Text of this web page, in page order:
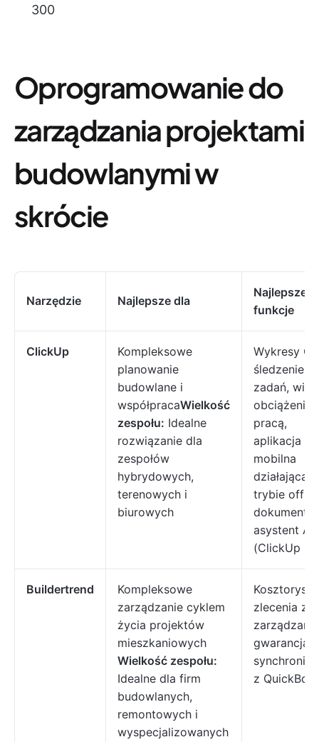
300
Oprogramowanie do
zarządzania projektami
budowlanymi w
skrócie
Narzędzie Najlepsze dla
Najlepsze
funkcje
ClickUp
Kompleksowe
planowanie
budowlane i
współpracaWielkość
zespołu: Idealne
rozwiązanie dla
zespołów
hybrydowych,
terenowych i
biurowych
Wykresy
śledzenie
zadań,
obciążenia
pracą,
aplikacja
mobilna
działająca
trybie
dokumenty,
asystent AI
(ClickUp
Buildertrend
Kompleksowe
zarządzanie cyklem
życia projektów
mieszkaniowych
Wielkość zespołu:
Idealne dla firm
budowlanych,
remontowych i
wyspecjalizowanych
Kosztorysy,
zlecenia
zarządzanie
z